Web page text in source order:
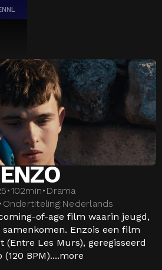
NL
ENZO
•102min• Drama
• Ondertiteling:Nederlands
of-age film waarin jeugd,
Enzois een film
(Entre Les Murs), geregisseerd
BPM)....more